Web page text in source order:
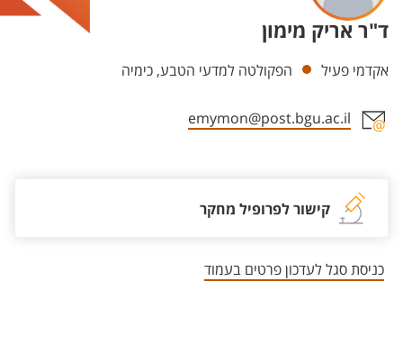
ד"ר אריק מימון
יחידות
אקדמי פעיל הפקולטה למדעי הטבע, כימיה
emymon@post.bgu.ac.il
קישור לפרופיל מחקר
כניסת סגל לעדכון פרטים בעמוד